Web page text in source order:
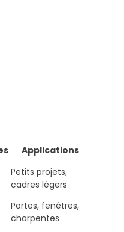
Applications
Petits projets,
cadres légers
Portes, fenêtres,
charpentes